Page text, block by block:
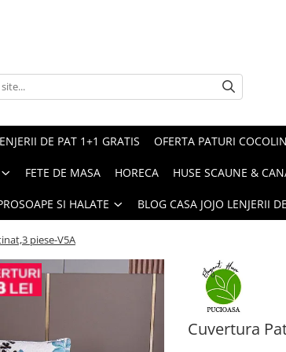
DE PAT 1+1 GRATIS OFERTA PATURI
FETE DE MASA HORECA HUSE SCAUNE &
SI HALATE BLOG CASA JOJO LENJERII
piese-V5A
Cuvertura